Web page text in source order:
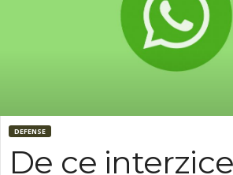
DEFENSE
De ce interzice